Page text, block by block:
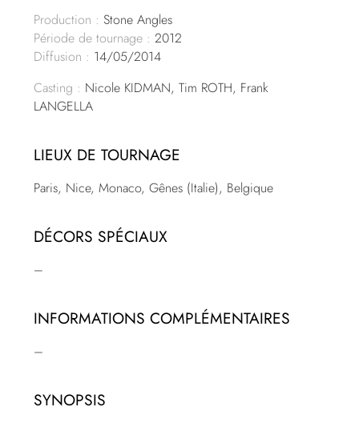
Production : Stone Angles
Période de tournage : 2012
Diffusion : 14/05/2014
Casting : Nicole KIDMAN, Tim ROTH, Frank
LANGELLA
LIEUX DE TOURNAGE
Paris, Nice, Monaco, Gênes (Italie), Belgique
DÉCORS SPÉCIAUX
–
INFORMATIONS COMPLÉMENTAIRES
–
SYNOPSIS